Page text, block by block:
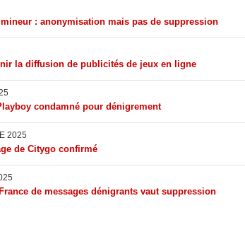
: anonymisation mais pas de suppression
la diffusion de publicités de jeux en ligne
condamné pour dénigrement
2025
de Citygo confirmé
de messages dénigrants vaut suppression